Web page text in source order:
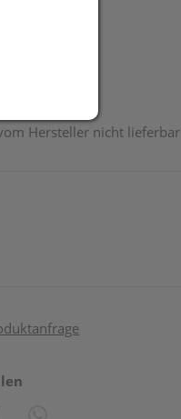
Hersteller nicht lieferbar